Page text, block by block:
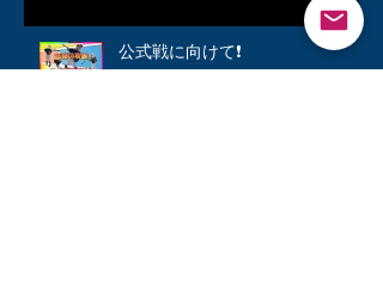
公式戦に向けて❗️